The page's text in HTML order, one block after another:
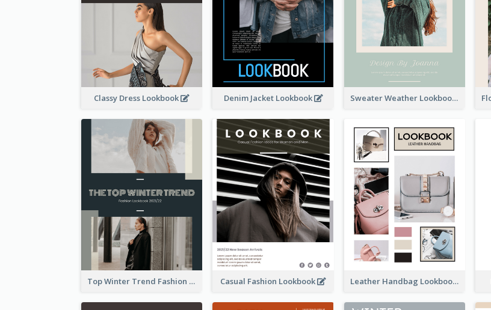
Classy Dress Lookbook Denim Jacket Lookbook Sweater Weather Lookbook
Top Winter Trend Fashion Lookbook Casual Fashion Lookbook Leather Handbag Lookbook